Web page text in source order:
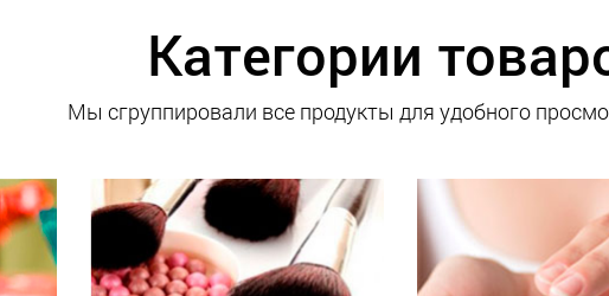
Категории
Мы сгруппировали все продукты для удобного